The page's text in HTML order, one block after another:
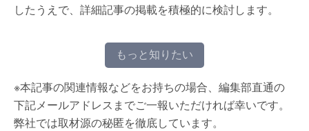
したうえで、詳細記事の掲載を積極的に検討します。
もっと知りたい
※本記事の関連情報などをお持ちの場合、編集部直通の
下記メールアドレスまでご一報いただければ幸いです。
弊社では取材源の秘匿を徹底しています。